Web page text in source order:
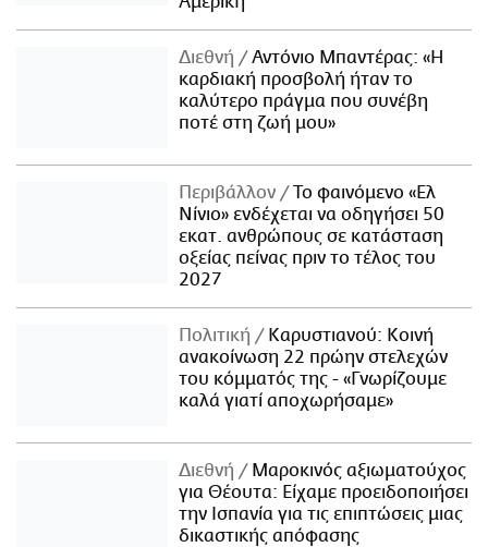
Διεθνή
Αντόνιο Μπαντέρας: «Η
καρδιακή προσβολή ήταν το
καλύτερο πράγμα που συνέβη
ποτέ στη ζωή μου»
Περιβάλλον
Το φαινόμενο «Ελ
Νίνιο» ενδέχεται να οδηγήσει 50
εκατ. ανθρώπους σε κατάσταση
οξείας πείνας πριν το τέλος του
2027
Πολιτική
Καρυστιανού: Κοινή
ανακοίνωση 22 πρώην στελεχών
του κόμματός της - «Γνωρίζουμε
καλά γιατί αποχωρήσαμε»
Διεθνή
Μαροκινός αξιωματούχος
για Θέουτα: Είχαμε προειδοποιήσει
την Ισπανία για τις επιπτώσεις μιας
δικαστικής απόφασης